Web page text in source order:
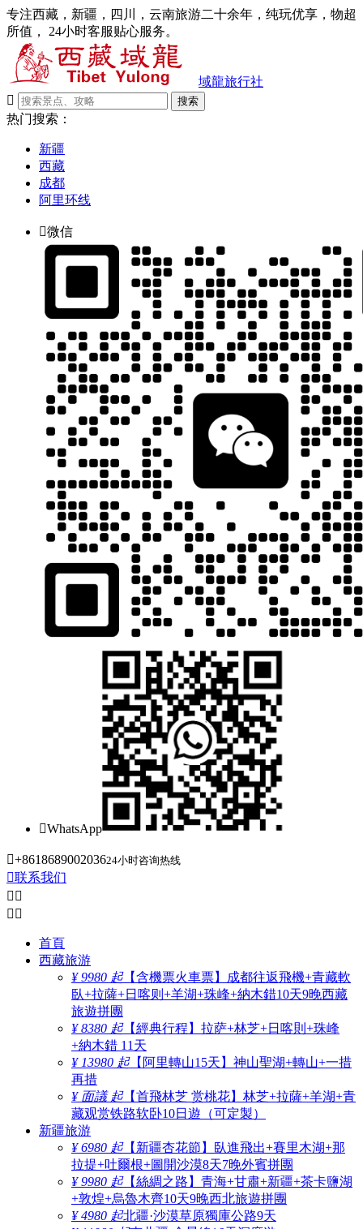
专注西藏，新疆，四川，云南旅游二十余年，纯玩优享，物超
所值， 24小时客服贴心服务。
域龍旅行社

搜索
热门搜索：
新疆
西藏
成都
阿里环线
微信
WhatsApp
+861868900203624小时咨询热线
联系我们
 
 
首頁
西藏旅游
¥ 9980 起【含機票火車票】成都往返飛機+青藏軟
臥+拉薩+日喀则+羊湖+珠峰+納木錯10天9晚西藏
旅遊拼團
¥ 8380 起【經典行程】拉萨+林芝+日喀則+珠峰
+納木錯 11天
¥ 13980 起【阿里轉山15天】神山聖湖+轉山+一措
再措
¥ 面議 起【首飛林芝 赏桃花】林芝+拉薩+羊湖+青
藏观赏铁路软卧10日遊（可定製）
新疆旅游
¥ 6980 起【新疆杏花節】臥進飛出+賽里木湖+那
拉提+吐爾根+圖開沙漠8天7晚外賓拼團
¥ 9980 起【絲綢之路】青海+甘肅+新疆+茶卡鹽湖
+敦煌+烏魯木齊10天9晚西北旅遊拼團
¥ 4980 起北疆·沙漠草原獨庫公路9天